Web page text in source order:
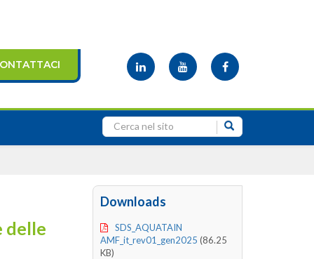
delle
Downloads
SDS_AQUATAIN
AMF_it_rev01_gen2025 (86.25
KB)